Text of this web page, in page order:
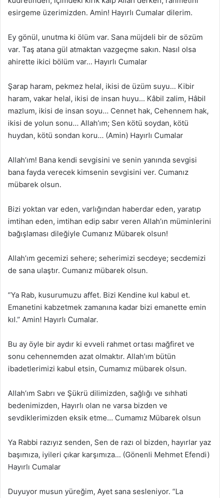
esirgeme üzerimizden. Amin! Hayırlı Cumalar dilerim.
Ey gönül, unutma ki ölüm var. Sana müjdeli bir de sözüm
var. Taş atana gül atmaktan vazgeçme sakın. Nasıl olsa
ahirette ikici bölüm var… Hayırlı Cumalar
Şarap haram, pekmez helal, ikisi de üzüm suyu… Kibir
haram, vakar helal, ikisi de insan huyu… Kâbil zalim, Hâbil
mazlum, ikisi de insan soyu… Cennet hak, Cehennem hak,
ikisi de yolun sonu… Allah’ım; Sen kötü soydan, kötü
huydan, kötü sondan koru… (Amin) Hayırlı Cumalar
Allah’ım! Bana kendi sevgisini ve senin yanında sevgisi
bana fayda verecek kimsenin sevgisini ver. Cumanız
mübarek olsun.
Bizi yoktan var eden, varlığından haberdar eden, yaratıp
imtihan eden, imtihan edip sabır veren Allah’ın müminlerini
bağışlaması dileğiyle Cumanız Mübarek olsun!
Allah’ım gecemizi sehere; seherimizi secdeye; secdemizi
de sana ulaştır. Cumanız mübarek olsun.
“Ya Rab, kusurumuzu affet. Bizi Kendine kul kabul et.
Emanetini kabzetmek zamanına kadar bizi emanette emin
kıl.” Amin! Hayırlı Cumalar.
Bu ay öyle bir aydır ki evveli rahmet ortası mağfiret ve
sonu cehennemden azat olmaktır. Allah’ım bütün
ibadetlerimizi kabul etsin, Cumamız mübarek olsun.
Allah’ım Sabrı ve Şükrü dilimizden, sağlığı ve sıhhati
bedenimizden, Hayırlı olan ne varsa bizden ve
sevdiklerimizden eksik etme… Cumamız Mübarek olsun
Ya Rabbi razıyız senden, Sen de razı ol bizden, hayırlar yaz
başımıza, iyileri çıkar karşımıza… (Gönenli Mehmet Efendi)
Hayırlı Cumalar
Duyuyor musun yüreğim, Ayet sana sesleniyor. “La